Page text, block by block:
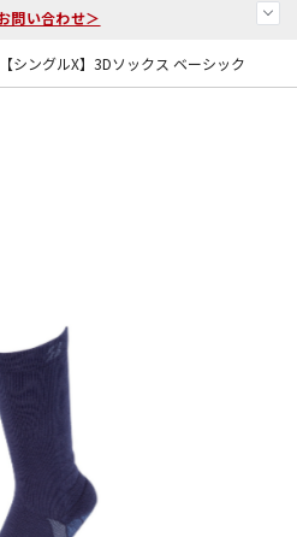
問い合わせ＞
【シングルX】3Dソックス ベーシック